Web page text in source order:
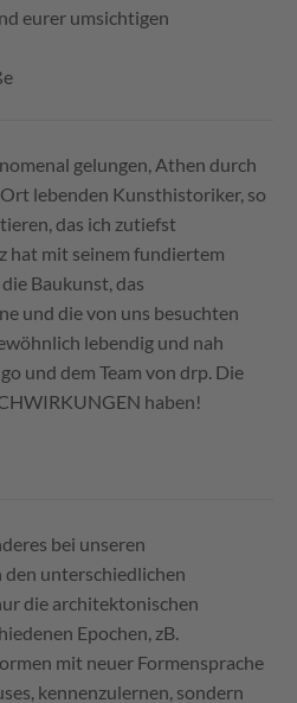
eurer umsichtigen
gelungen, Athen durch
lebenden Kunsthistoriker, so
das ich zutiefst
hat mit seinem fundiertem
Baukunst, das
und die von uns besuchten
lebendig und nah
und dem Team von drp. Die
haben!
bei unseren
unterschiedlichen
die architektonischen
Epochen, zB.
mit neuer Formensprache
kennenzulernen, sondern